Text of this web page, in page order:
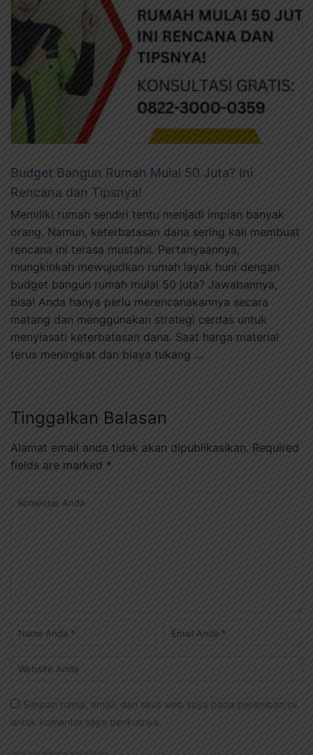
Budget Bangun Rumah Mulai 50 Juta? Ini
Rencana dan Tipsnya!
Memiliki rumah sendiri tentu menjadi impian banyak
orang. Namun, keterbatasan dana sering kali membuat
rencana ini terasa mustahil. Pertanyaannya,
mungkinkah mewujudkan rumah layak huni dengan
budget bangun rumah mulai 50 juta? Jawabannya,
bisa! Anda hanya perlu merencanakannya secara
matang dan menggunakan strategi cerdas untuk
menyiasati keterbatasan dana. Saat harga material
terus meningkat dan biaya tukang …
Tinggalkan Balasan
Alamat email anda tidak akan dipublikasikan. Required
fields are marked *
Simpan nama, email, dan situs web saya pada peramban ini
untuk komentar saya berikutnya.